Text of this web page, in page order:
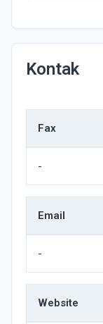
Kontak
Fax
-
Email
-
Website